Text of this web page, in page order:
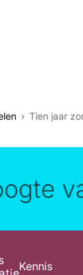
Tien jaar
Kennis